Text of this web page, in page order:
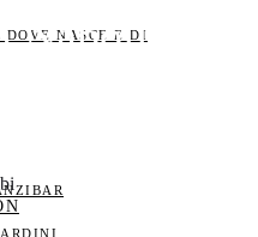
NASCE E DI
Napoli da